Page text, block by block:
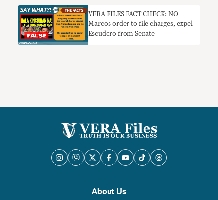
VERA FILES FACT CHECK: NO
Marcos order to file charges, expel
Escudero from Senate
About Us